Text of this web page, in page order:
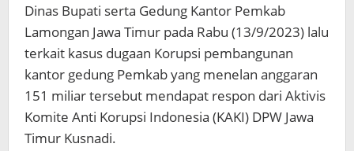
Dinas Bupati serta Gedung Kantor Pemkab
Lamongan Jawa Timur pada Rabu (13/9/2023) lalu
terkait kasus dugaan Korupsi pembangunan
kantor gedung Pemkab yang menelan anggaran
151 miliar tersebut mendapat respon dari Aktivis
Komite Anti Korupsi Indonesia (KAKI) DPW Jawa
Timur Kusnadi.